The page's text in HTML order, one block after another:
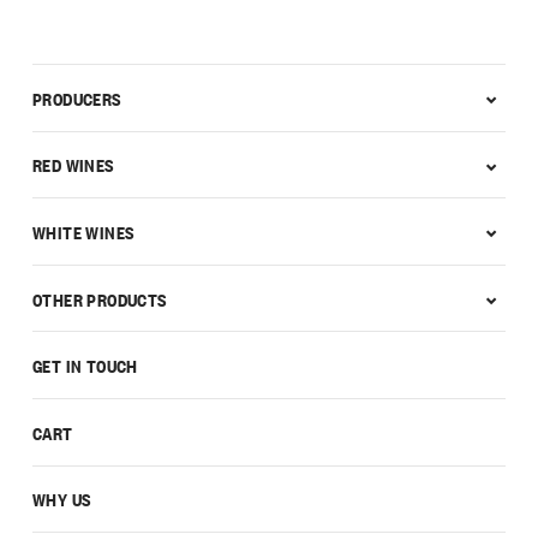
GET IN TOUCH
CART
WHY US
PRODUCERS
RED WINES
WHITE WINES
OTHER PRODUCTS